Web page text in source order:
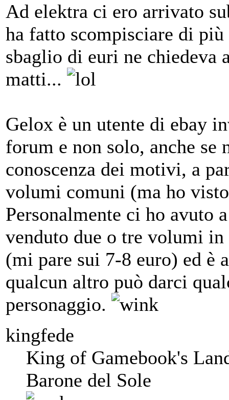
Ad elektra ci ero arrivato
ha fatto scompisciare di
sbaglio di euri ne chiedeva
matti...
Gelox è un utente di ebay
forum e non solo, anche se
conoscenza dei motivi, a
volumi comuni (ma ho
Personalmente ci ho avuto
venduto due o tre volumi
(mi pare sui 7-8 euro) ed è
qualcun altro può darci
personaggio.
kingfede
King of Gamebook's
Barone del Sole